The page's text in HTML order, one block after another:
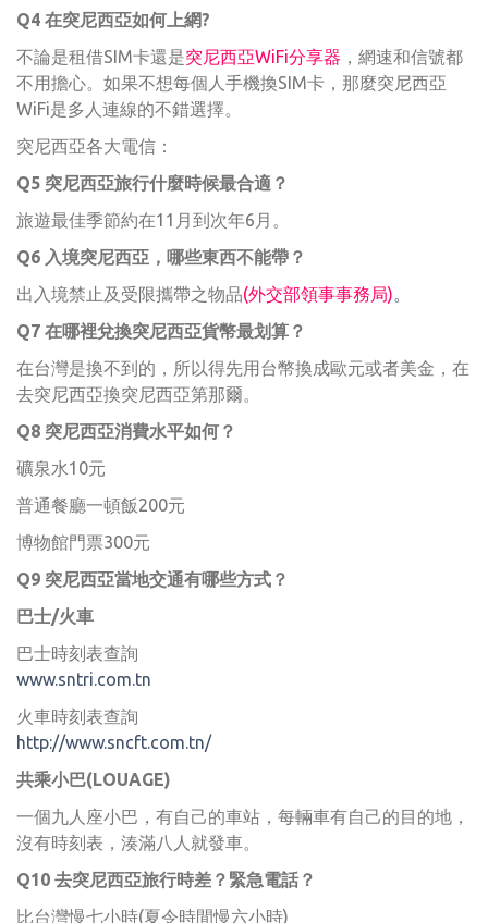
Q4 在突尼西亞如何上網?
不論是租借SIM卡還是突尼西亞WiFi分享器 ，網速和信號都
不用擔心。如果不想每個人手機換SIM卡，那麼突尼西亞
WiFi是多人連線的不錯選擇。
突尼西亞各大電信：
Q5 突尼西亞旅行什麼時候最合適？
旅遊最佳季節約在11月到次年6月。
Q6 入境突尼西亞，哪些東西不能帶？
出入境禁止及受限攜帶之物品(外交部領事事務局)。
Q7 在哪裡兌換突尼西亞貨幣最划算？
在台灣是換不到的，所以得先用台幣換成歐元或者美金，在
去突尼西亞換突尼西亞第那爾。
Q8 突尼西亞消費水平如何？
礦泉水10元
普通餐廳一頓飯200元
博物館門票300元
Q9 突尼西亞當地交通有哪些方式？
巴士/火車
巴士時刻表查詢
www.sntri.com.tn
火車時刻表查詢
http://www.sncft.com.tn/
共乘小巴(LOUAGE)
一個九人座小巴，有自己的車站，每輛車有自己的目的地，
沒有時刻表，湊滿八人就發車。
Q10 去突尼西亞旅行時差？緊急電話？
比台灣慢七小時(夏令時間慢六小時)